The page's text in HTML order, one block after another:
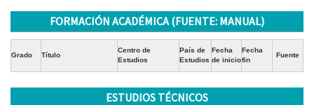
FORMACIÓN ACADÉMICA (FUENTE: MANUAL)
Grado Título
Centro de
Estudios
País de
Estudios
Fecha
de inicio
Fecha
fin
Fuente
ESTUDIOS TÉCNICOS